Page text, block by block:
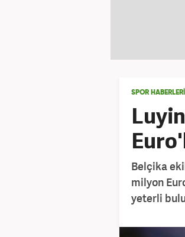
SPOR HABERLERİ
Belçika
milyon
yeterli